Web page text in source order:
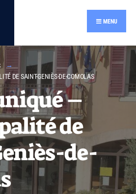
MENU
DE SAINT-GENIÈS-DE-COMOLAS
–
de
de-